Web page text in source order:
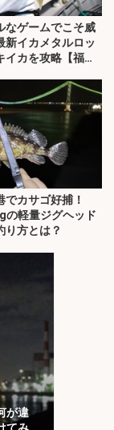
なゲームでこそ威
新イカメタルロッ
イカを攻略【福
でカサゴ好捕！
の軽量ジグヘッド
り方とは？
が違